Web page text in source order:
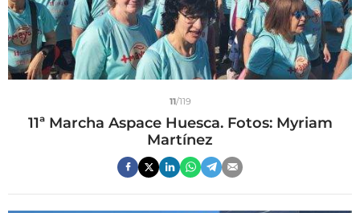
11/119
11ª Marcha Aspace Huesca. Fotos: Myriam
Martínez